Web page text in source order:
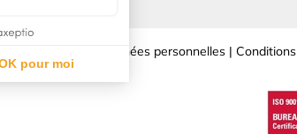
Données personnelles |